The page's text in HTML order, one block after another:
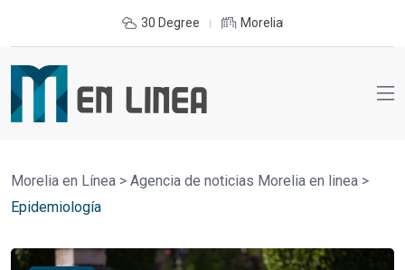
30 Degree Morelia
Morelia en Línea > Agencia de noticias Morelia en linea >
Epidemiología